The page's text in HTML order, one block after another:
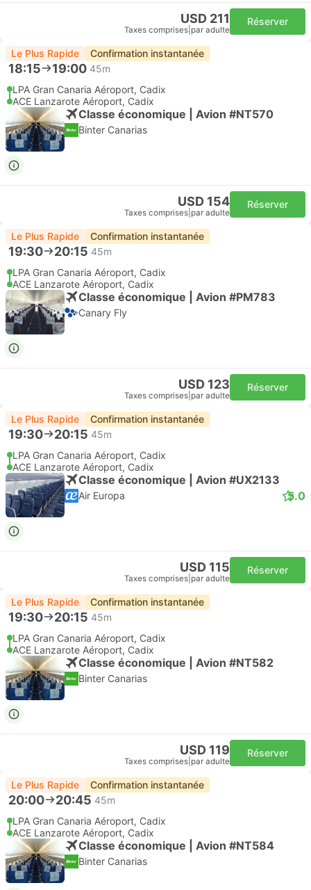
USD 211
Taxes comprises par adulte
Réserver
Le Plus Rapide Confirmation instantanée
18:15 19:00 45m
LPA Gran Canaria Aéroport, Cadix
ACE Lanzarote Aéroport, Cadix
Classe économique | Avion #NT570
Binter Canarias
USD 154
Taxes comprises par adulte
Réserver
Le Plus Rapide Confirmation instantanée
19:30 20:15 45m
LPA Gran Canaria Aéroport, Cadix
ACE Lanzarote Aéroport, Cadix
Classe économique | Avion #PM783
Canary Fly
USD 123
Taxes comprises par adulte
Réserver
Le Plus Rapide Confirmation instantanée
19:30 20:15 45m
LPA Gran Canaria Aéroport, Cadix
ACE Lanzarote Aéroport, Cadix
Classe économique | Avion #UX2133
Air Europa 5.0
USD 115
Taxes comprises par adulte
Réserver
Le Plus Rapide Confirmation instantanée
19:30 20:15 45m
LPA Gran Canaria Aéroport, Cadix
ACE Lanzarote Aéroport, Cadix
Classe économique | Avion #NT582
Binter Canarias
USD 119
Taxes comprises par adulte
Réserver
Le Plus Rapide Confirmation instantanée
20:00 20:45 45m
LPA Gran Canaria Aéroport, Cadix
ACE Lanzarote Aéroport, Cadix
Classe économique | Avion #NT584
Binter Canarias